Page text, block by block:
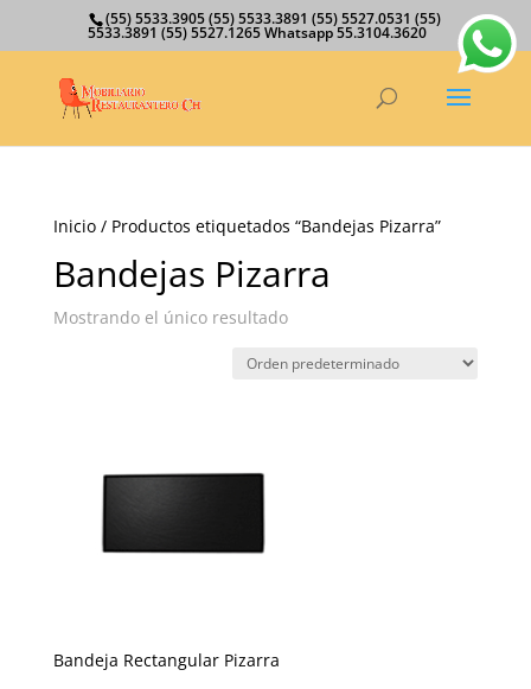
(55) 5533.3905 (55) 5533.3891 (55) 5527.0531 (55)
5533.3891 (55) 5527.1265 Whatsapp 55.3104.3620
Inicio/ Productos etiquetados “Bandejas Pizarra”
Bandejas Pizarra
Mostrando el único resultado
Bandeja Rectangular Pizarra